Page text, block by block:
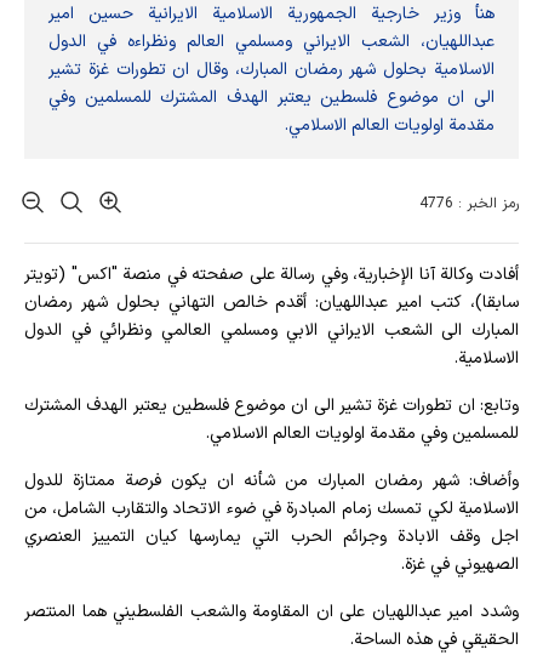
هنأ وزير خارجية الجمهورية الاسلامية الايرانية حسين امير
عبداللهيان، الشعب الايراني ومسلمي العالم ونظراءه في الدول
الاسلامية بحلول شهر رمضان المبارك، وقال ان تطورات غزة تشير
الى ان موضوع فلسطين يعتبر الهدف المشترك للمسلمين وفي
مقدمة اولويات العالم الاسلامي.
رمز الخبر : 4776
أفادت وکالة آنا الإخباریة، وفي رسالة على صفحته في منصة "اكس" (تويتر
سابقا)، كتب امير عبداللهيان: أقدم خالص التهاني بحلول شهر رمضان
المبارك الى الشعب الايراني الابي ومسلمي العالمي ونظرائي في الدول
الاسلامية.
وتابع: ان تطورات غزة تشير الى ان موضوع فلسطين يعتبر الهدف المشترك
للمسلمين وفي مقدمة اولويات العالم الاسلامي.
وأضاف: شهر رمضان المبارك من شأنه ان يكون فرصة ممتازة للدول
الاسلامية لكي تمسك زمام المبادرة في ضوء الاتحاد والتقارب الشامل، من
اجل وقف الابادة وجرائم الحرب التي يمارسها كيان التمييز العنصري
الصهيوني في غزة.
وشدد امير عبداللهيان على ان المقاومة والشعب الفلسطيني هما المنتصر
الحقيقي في هذه الساحة.